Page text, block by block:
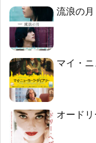
流浪の月
マイ・
オード